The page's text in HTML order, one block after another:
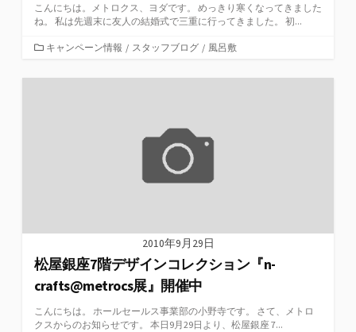
こんにちは。メトロクス、ヨダです。 めっきり寒くなってきました
ね。 私は先週末に友人の結婚式で三重に行ってきました。 初...
カ
ゴ
キャンペーン情報 / スタッフブログ / 風呂敷
2010年9月29日
松屋銀座7階デザインコレクション『n-
crafts@metrocs展』開催中
こんにちは。 ホールセールス事業部の小野寺です。 さて、メトロ
クスからのお知らせです。 本日9月29日より、松屋銀座 7...